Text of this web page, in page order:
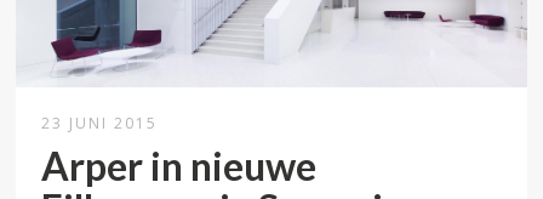
23 JUNI 2015
Arper in nieuwe